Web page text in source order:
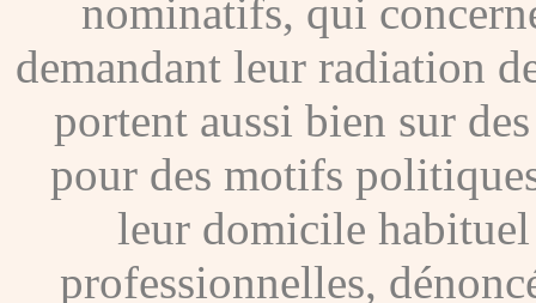
nominatifs, qui
demandant leur radiation
portent aussi bien sur
pour des motifs
leur domicile
professionnelles,